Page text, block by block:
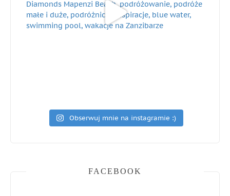
Obserwuj mnie na instagramie :)
FACEBOOK